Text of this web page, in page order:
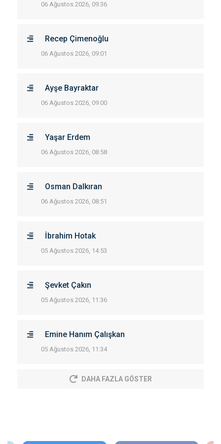
06 Ağustos 2026, 09:36
Recep Çimenoğlu
06 Ağustos 2026, 09:01
Ayşe Bayraktar
06 Ağustos 2026, 09:00
Yaşar Erdem
06 Ağustos 2026, 08:58
Osman Dalkıran
06 Ağustos 2026, 08:51
İbrahim Hotak
05 Ağustos 2026, 14:53
Şevket Çakın
05 Ağustos 2026, 11:36
Emine Hanım Çalışkan
05 Ağustos 2026, 11:34
DAHA FAZLA GÖSTER